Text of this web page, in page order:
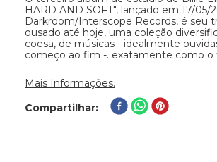
HARD AND SOFT", lançado em 17/05/
Darkroom/Interscope Records, é seu
ousado até hoje, uma coleção
coesa, de músicas - idealmente
começo ao fim -. exatamente como o
Mais Informações.
Compartilhar